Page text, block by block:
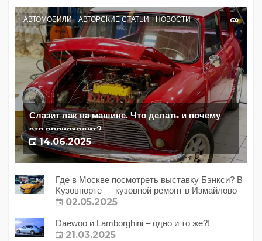
АВТОМОБИЛИ АВТОРСКИЕ СТАТЬИ НОВОСТИ
Слазит лак на машине. Что делать и почему
это происходит?
14.06.2025
Где в Москве посмотреть выставку Бэнкси? В
Кузовпорте — кузовной ремонт в Измайлово
02.05.2025
Daewoo и Lamborghini – одно и то же?!
21.03.2025